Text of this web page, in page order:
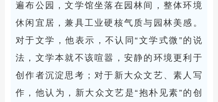
遍布公园，文学馆坐落在园林间，整体环境
休闲宜居，兼具工业硬核气质与园林美感。
对于文学，他表示，不认同“文学式微”的说
法，文学本就不该喧嚣，安静的环境更利于
创作者沉淀思考；对于新大众文艺、素人写
作，他认为，新大众文艺是“抱朴见素”的创